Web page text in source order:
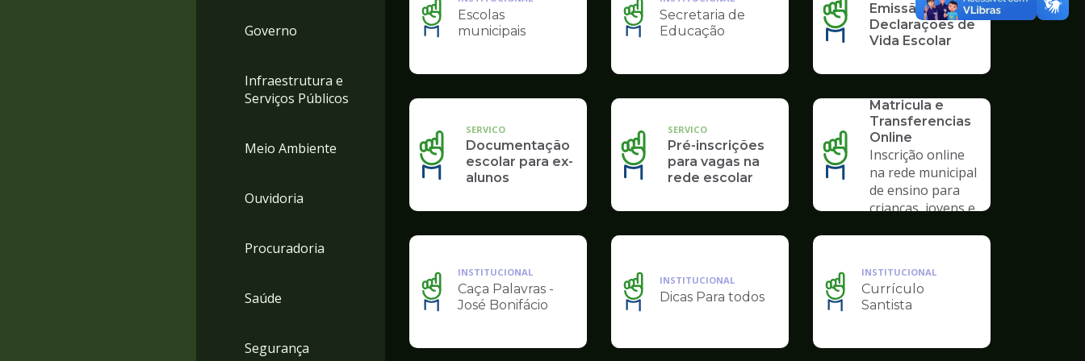
Governo
Infraestrutura e
Serviços Públicos
Meio Ambiente
Ouvidoria
Procuradoria
Saúde
Segurança
Ilustração
da
de
Educação
Escolas
municipais
Ilustração
da
de
Educação
Secretaria de
Educação
Emissão de
Declarações de
Vida Escolar
SERVICO
Documentação
escolar para ex-
alunos
SERVICO
Pré-inscrições
para vagas na
rede escolar
SERVICO
Matricula e
Transferencias
Online
Inscrição online
na rede municipal
de ensino para
crianças, jovens e
Ilustração
da
de
INSTITUCIONAL
Caça Palavras -
José Bonifácio
Ilustração
da
de
INSTITUCIONAL
Dicas Para todos
Ilustração
da
de
INSTITUCIONAL
Currículo
Santista